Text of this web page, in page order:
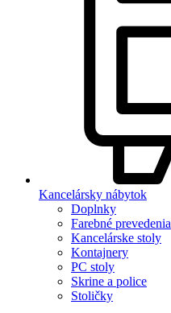
Kancelársky nábytok
Doplnky
Farebné prevedenia
Kancelárske stoly
Kontajnery
PC stoly
Skrine a police
Stoličky